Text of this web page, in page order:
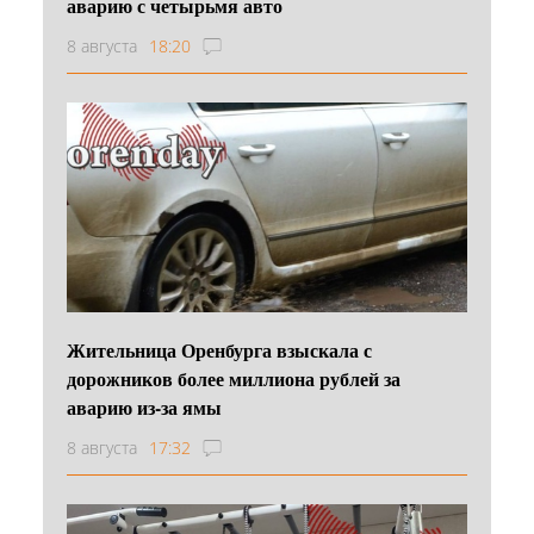
8 августа 18:20
Жительница Оренбурга взыскала с
дорожников более миллиона рублей за
аварию из-за ямы
8 августа 17:32